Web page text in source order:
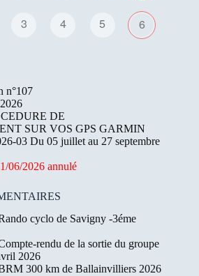
3 4 5 6
n°107
DE
SUR VOS GPS GARMIN
03 Du 05 juillet au 27 septembre
06/2026 annulé
cyclo de Savigny -3éme
rendu de la sortie du groupe
2026
300 km de Ballainvilliers 2026